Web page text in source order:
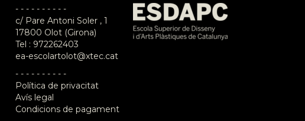
- - - - - - - - - -
c/ Pare Antoni Soler , 1
17800 Olot (Girona)
Tel : 972262403
ea-escolartolot@xtec.cat
- - - - - - - - - -
Política de privacitat
Avís legal
Condicions de pagament